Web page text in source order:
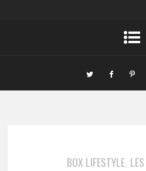
BOX LIFESTYLE,